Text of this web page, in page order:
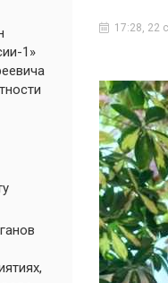
1»
17:28, 22